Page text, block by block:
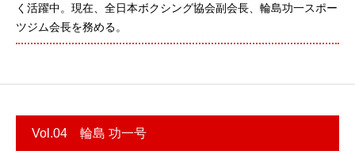
く活躍中。現在、全日本ボクシング協会副会長、輪島功一スポー
ツジム会長を務める。
Vol.04 輪島 功一号